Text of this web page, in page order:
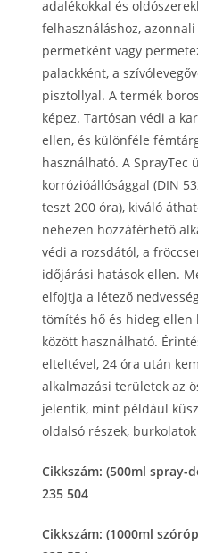
adalékokkal és
felhasználáshoz,
permetként vagy
palackként, a
pisztollyal. A termék
képez. Tartósan védi a
ellen, és különféle
használható. A SprayTec
korrózióállósággal (DIN
teszt 200 óra), kiváló
nehezen hozzáférhető
védi a rozsdától, a
időjárási hatások ellen.
elfojtja a létező
tömítés hő és hideg ellen
között használható.
elteltével, 24 óra után
alkalmazási területek az
jelentik, mint például
oldalsó részek,
Cikkszám: (500ml spray-
235 504
Cikkszám: (1000ml